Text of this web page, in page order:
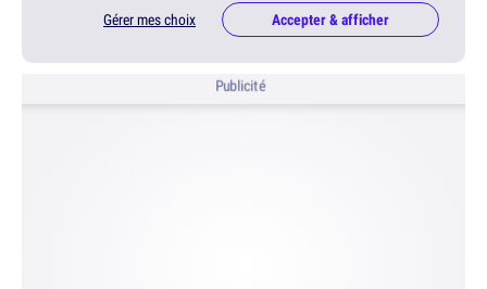
Gérer mes choix Accepter & afficher
Publicité